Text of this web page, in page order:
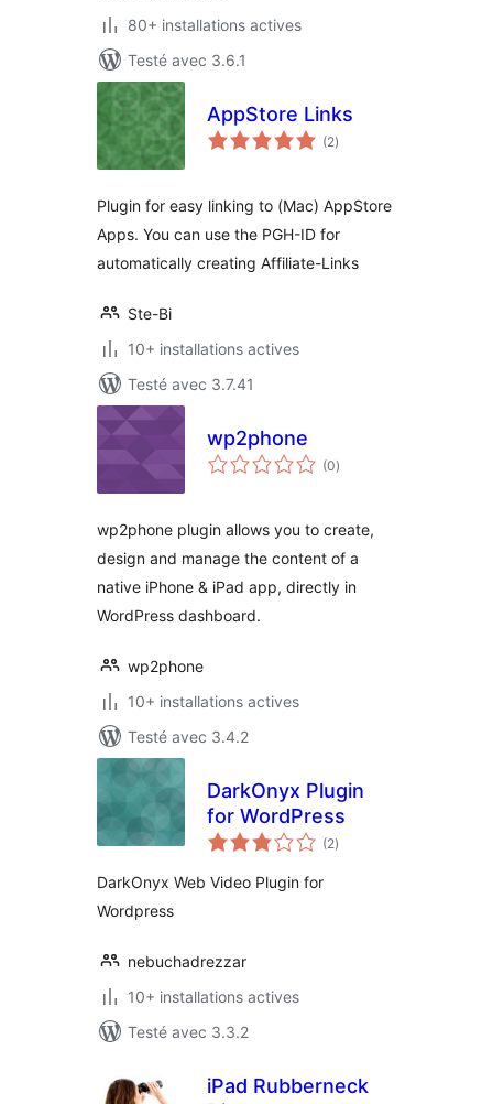
80+ installations actives
Testé avec 3.6.1
AppStore Links
(2notes
en
)
Plugin for easy linking to (Mac) AppStore
Apps. You can use the PGH-ID for
automatically creating Affiliate-Links
Ste-Bi
10+ installations actives
Testé avec 3.7.41
wp2phone
(0notes
en
)
wp2phone plugin allows you to create,
design and manage the content of a
native iPhone & iPad app, directly in
WordPress dashboard.
wp2phone
10+ installations actives
Testé avec 3.4.2
DarkOnyx Plugin
for WordPress
(2notes
en
)
DarkOnyx Web Video Plugin for
Wordpress
nebuchadrezzar
10+ installations actives
Testé avec 3.3.2
iPad Rubberneck